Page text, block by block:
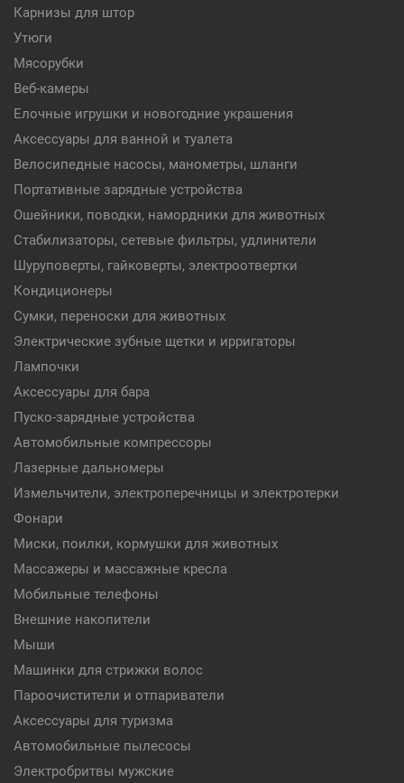
Карнизы для штор
Утюги
Мясорубки
Веб-камеры
Елочные игрушки и новогодние украшения
Аксессуары для ванной и туалета
Велосипедные насосы, манометры, шланги
Портативные зарядные устройства
Ошейники, поводки, намордники для животных
Стабилизаторы, сетевые фильтры, удлинители
Шуруповерты, гайковерты, электроотвертки
Кондиционеры
Сумки, переноски для животных
Электрические зубные щетки и ирригаторы
Лампочки
Аксессуары для бара
Пуско-зарядные устройства
Автомобильные компрессоры
Лазерные дальномеры
Измельчители, электроперечницы и электротерки
Фонари
Миски, поилки, кормушки для животных
Массажеры и массажные кресла
Мобильные телефоны
Внешние накопители
Мыши
Машинки для стрижки волос
Пароочистители и отпариватели
Аксессуары для туризма
Автомобильные пылесосы
Электробритвы мужские